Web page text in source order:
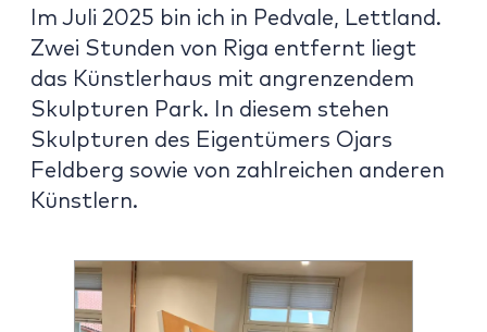
Im Juli 2025 bin ich in Pedvale, Lettland.
Zwei Stunden von Riga entfernt liegt
das Künstlerhaus mit angrenzendem
Skulpturen Park. In diesem stehen
Skulpturen des Eigentümers Ojars
Feldberg sowie von zahlreichen anderen
Künstlern.